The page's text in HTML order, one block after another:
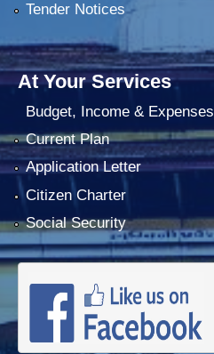
Tender Notices
At Your Services
Budget, Income & Expenses
Current Plan
Application Letter
Citizen Charter
Social Security